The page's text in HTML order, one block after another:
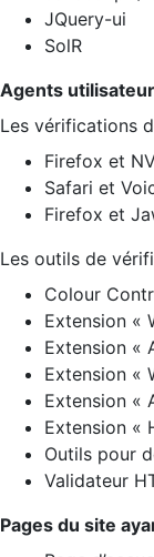
JQuery-ui
SolR
Agents
Les vérifications
Firefox et
Safari et
Firefox et
Les outils de
Colour
Extension «
Extension «
Extension «
Extension «
Extension «
Outils pour
Validateur
Pages du site